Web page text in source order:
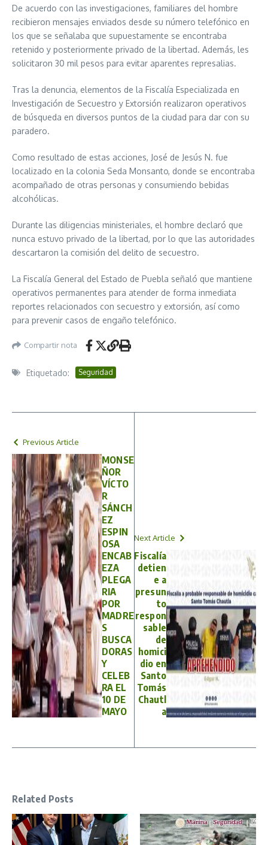
De acuerdo con las investigaciones, familiares del hombre
recibieron mensajes enviados desde su número telefónico en
los que se señalaba que supuestamente se encontraba
retenido y posteriormente privado de la libertad. Además, les
solicitaron 30 mil pesos para evitar aparentes represalias.
Tras la denuncia, elementos de la Fiscalía Especializada en
Investigación de Secuestro y Extorsión realizaron operativos
de búsqueda en diversos puntos de la ciudad para dar con su
paradero.
Como resultado de estas acciones, José de Jesús N. fue
localizado en la colonia Seda Monsanto, donde se encontraba
acompañado de otras personas y consumiendo bebidas
alcohólicas.
Durante las diligencias ministeriales, el hombre declaró que
nunca estuvo privado de la libertad, por lo que las autoridades
descartaron la comisión del delito de secuestro.
La Fiscalía General del Estado de Puebla señaló que mantiene
operativos permanentes para atender de forma inmediata
reportes relacionados con secuestro y extorsión, así como
para prevenir casos de engaño telefónico.
Compartir nota
Etiquetado: Seguridad
Previous Article
MONSE
ÑOR
VÍCTO
R
SÁNCH
EZ
ESPIN
OSA
ENCAB
EZA
PLEGA
RIA
POR
MADRE
S
BUSCA
DORAS
Y
CELEB
RA EL
10 DE
MAYO
Next Article
Fiscalía
detien
e a
presun
to
respon
sable
de
homici
dio en
Santo
Tomás
Chautl
a
Related Posts